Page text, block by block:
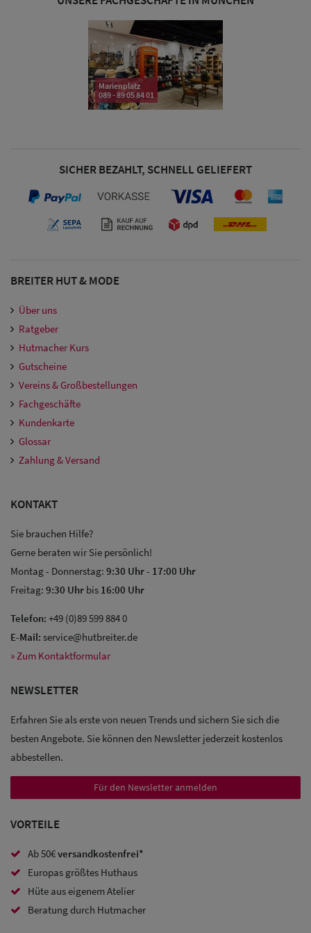
& Visoren
Snapback Caps
Damen Caps
Baseball
Caps
Sale: Army
Caps
Sale:
Trucker
Caps
Sale: Caps
Marienplatz
089 - 89 05 84 01
SICHER BEZAHLT, SCHNELL GELIEFERT
BREITER HUT & MODE
Über uns
Ratgeber
Hutmacher Kurs
Gutscheine
Vereins & Großbestellungen
Fachgeschäfte
Kundenkarte
Glossar
Zahlung & Versand
KONTAKT
Sie brauchen Hilfe?
Gerne beraten wir Sie persönlich!
Montag - Donnerstag: 9:30 Uhr- 17:00 Uhr
Freitag: 9:30 Uhr bis 16:00 Uhr
Telefon: +49 (0)89 599 884 0
E-Mail: service@hutbreiter.de
» Zum Kontaktformular
NEWSLETTER
Erfahren Sie als erste von neuen Trends und sichern Sie sich die
besten Angebote. Sie können den Newsletter jederzeit kostenlos
abbestellen.
Für den Newsletter anmelden
VORTEILE
Ab 50€versandkostenfrei*
Europas größtes Huthaus
Hüte aus eigenem Atelier
Beratung durch Hutmacher